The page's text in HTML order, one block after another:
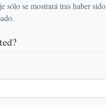
sólo se mostrará tras haber sido